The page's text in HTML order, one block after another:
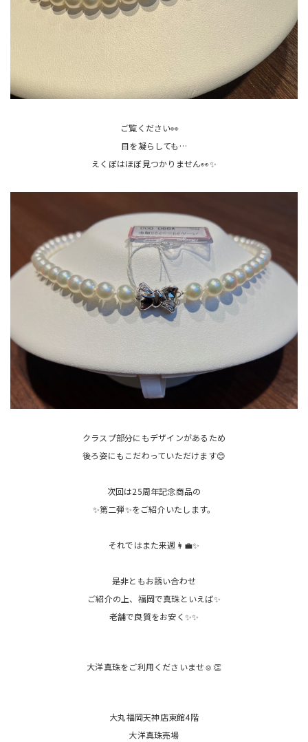
ご覧ください👀
目を凝らしても…
えくぼはほぼ見つかりません👀✨
クラスプ部分にもデザインがあるため
後ろ姿にもこだわっていただけます😊
次回は25周年記念商品の
✨第二弾✨をご紹介いたします。
それではまた来週👩‍💼✨
是非ともお誘い合わせ
ご紹介の上、福岡で真珠といえば✨
老舗で良質をお安く✨✨
大洋真珠をご利用くださいませ☺️👏
大丸福岡天神店東館4階
大洋真珠売場